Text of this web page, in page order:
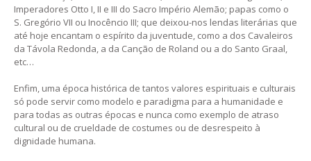
Imperadores Otto I, II e III do Sacro Império Alemão; papas como o
S. Gregório VII ou Inocêncio III; que deixou-nos lendas literárias que
até hoje encantam o espírito da juventude, como a dos Cavaleiros
da Távola Redonda, a da Canção de Roland ou a do Santo Graal,
etc…
Enfim, uma época histórica de tantos valores espirituais e culturais
só pode servir como modelo e paradigma para a humanidade e
para todas as outras épocas e nunca como exemplo de atraso
cultural ou de crueldade de costumes ou de desrespeito à
dignidade humana.